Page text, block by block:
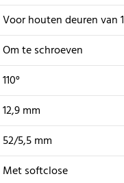
Voor houten deuren van
Om te schroeven
110°
12,9 mm
52/5,5 mm
Met softclose